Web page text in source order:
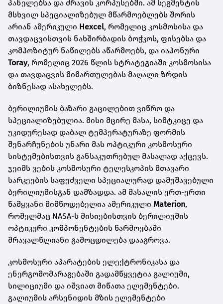
პანელებსა და ძრავის კორპუსებში. ამ სეგმენტის
მსხვილ სპეციალიზებულ მწარმოებლებს შორის
არიან ამერიკული Hexcel, რომელიც კოსმოსისა და
თავდაცვისთვის ნახშირბადის ბოჭკოს, ფისებსა და
კომპოზიტურ ნაწილებს აწარმოებს, და იაპონური
Toray, რომელიც 2026 წლის სტრატეგიაში კოსმოსისა
და თავდაცვის მიმართულებას მაღალი ზრდის
ბიზნესად ასახელებს.
ბერილიუმის ბაზარი გაცილებით ვიწრო და
სპეციალიზებულია. მისი მცირე მასა, სიმტკიცე და
უკიდურესად დაბალ ტემპერატურაზე ფორმის
შენარჩუნების უნარი მას ოპტიკური კოსმოსური
სისტემებისთვის განსაკუთრებულ მასალად აქცევს.
ჯეიმს ვების კოსმოსური ტელესკოპის მთავარი
სარკეების საფუძველი სპეციალურად დამუშავებული
ბერილიუმისგან დამზადდა. ამ მასალის ერთ-ერთი
წამყვანი მიმწოდებელია ამერიკული Materion,
რომელმაც NASA-ს მისიებისთვის ბერილიუმის
ოპტიკური კომპონენტების წარმოებაში
მრავალწლიანი გამოცდილება დააგროვა.
კოსმოსური აპარატების ელექტრონიკასა და
ენერგომომარაგებაში გადამწყვეტია გალიუმი,
სილიციუმი და იშვიათ მიწათა ელემენტები.
გალიუმის არსენიდის მზის ელემენტები